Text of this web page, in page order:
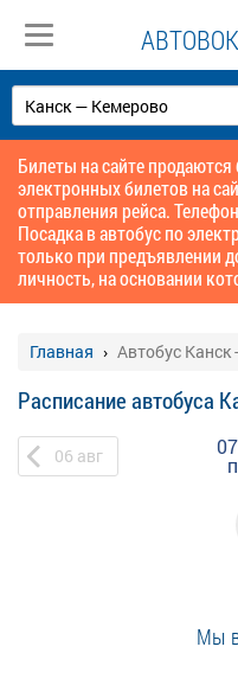
Билеты на сайте
электронных билетов на
отправления рейса.
Посадка в автобус по
только при предъявлении
личность, на основании
Главная Автобус Канск
Расписание автобуса
06 авг
Мы